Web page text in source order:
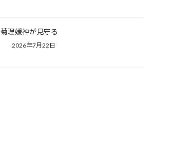
菊理媛神が見守る
2026年7月22日